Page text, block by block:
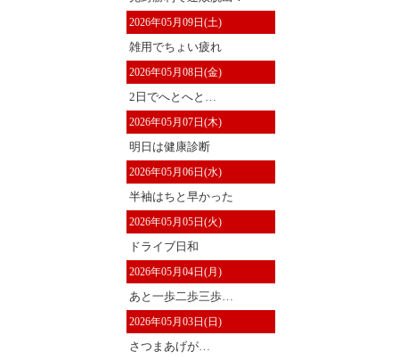
2026年05月09日(土)
雑用でちょい疲れ
2026年05月08日(金)
2日でへとへと…
2026年05月07日(木)
明日は健康診断
2026年05月06日(水)
半袖はちと早かった
2026年05月05日(火)
ドライブ日和
2026年05月04日(月)
あと一歩二歩三歩…
2026年05月03日(日)
さつまあげが…